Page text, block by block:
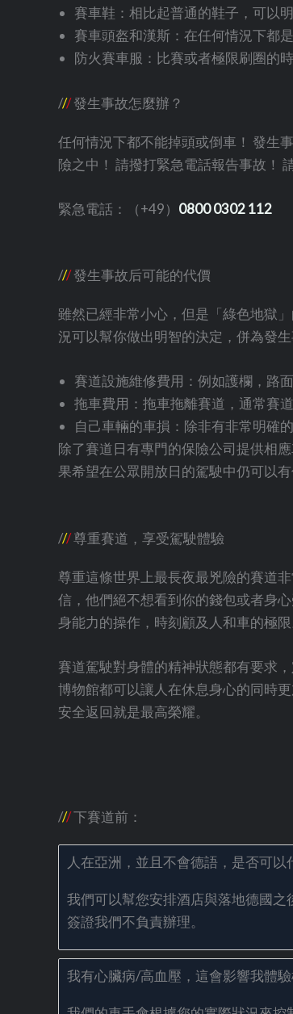
賽車鞋：相比起普通的鞋子，可以
賽車頭盔和漢斯：在任何情況下都
防火賽車服：比賽或者極限刷圈的
///發生事故怎麼辦？
任何情況下都不能掉頭或倒車！ 發生
險之中！ 請撥打緊急電話報告事故！
緊急電話：（+49） 0800 0302 112
///發生事故后可能的代價
雖然已經非常小心，但是「綠色地獄
況可以幫你做出明智的決定，併為發
賽道設施維修費用：例如護欄，路
拖車費用：拖車拖離賽道，通常賽
自己車輛的車損：除非有非常明確
除了賽道日有專門的保險公司提供相
果希望在公眾開放日的駕駛中仍可以
///尊重賽道，享受駕駛體驗
尊重這條世界上最長夜最兇險的賽道
信，他們絕不想看到你的錢包或者身
身能力的操作，時刻顧及人和車的極限
賽道駕駛對身體的精神狀態都有要求
博物館都可以讓人在休息身心的同時
安全返回就是最高榮耀。
///下賽道前：
人在亞洲，並且不會德語，是否可
我們可以幫您安排酒店與落地德國之
簽證我們不負責辦理。
我有心臟病/高血壓，這會影響我體驗